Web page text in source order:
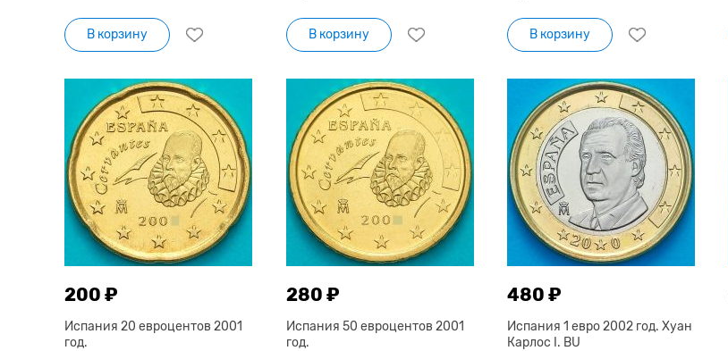
В корзину В корзину В корзину
200 ₽
Испания 20 евроцентов 2001
год.
280 ₽
Испания 50 евроцентов 2001
год.
480 ₽
Испания 1 евро 2002 год. Хуан
Карлос I. BU